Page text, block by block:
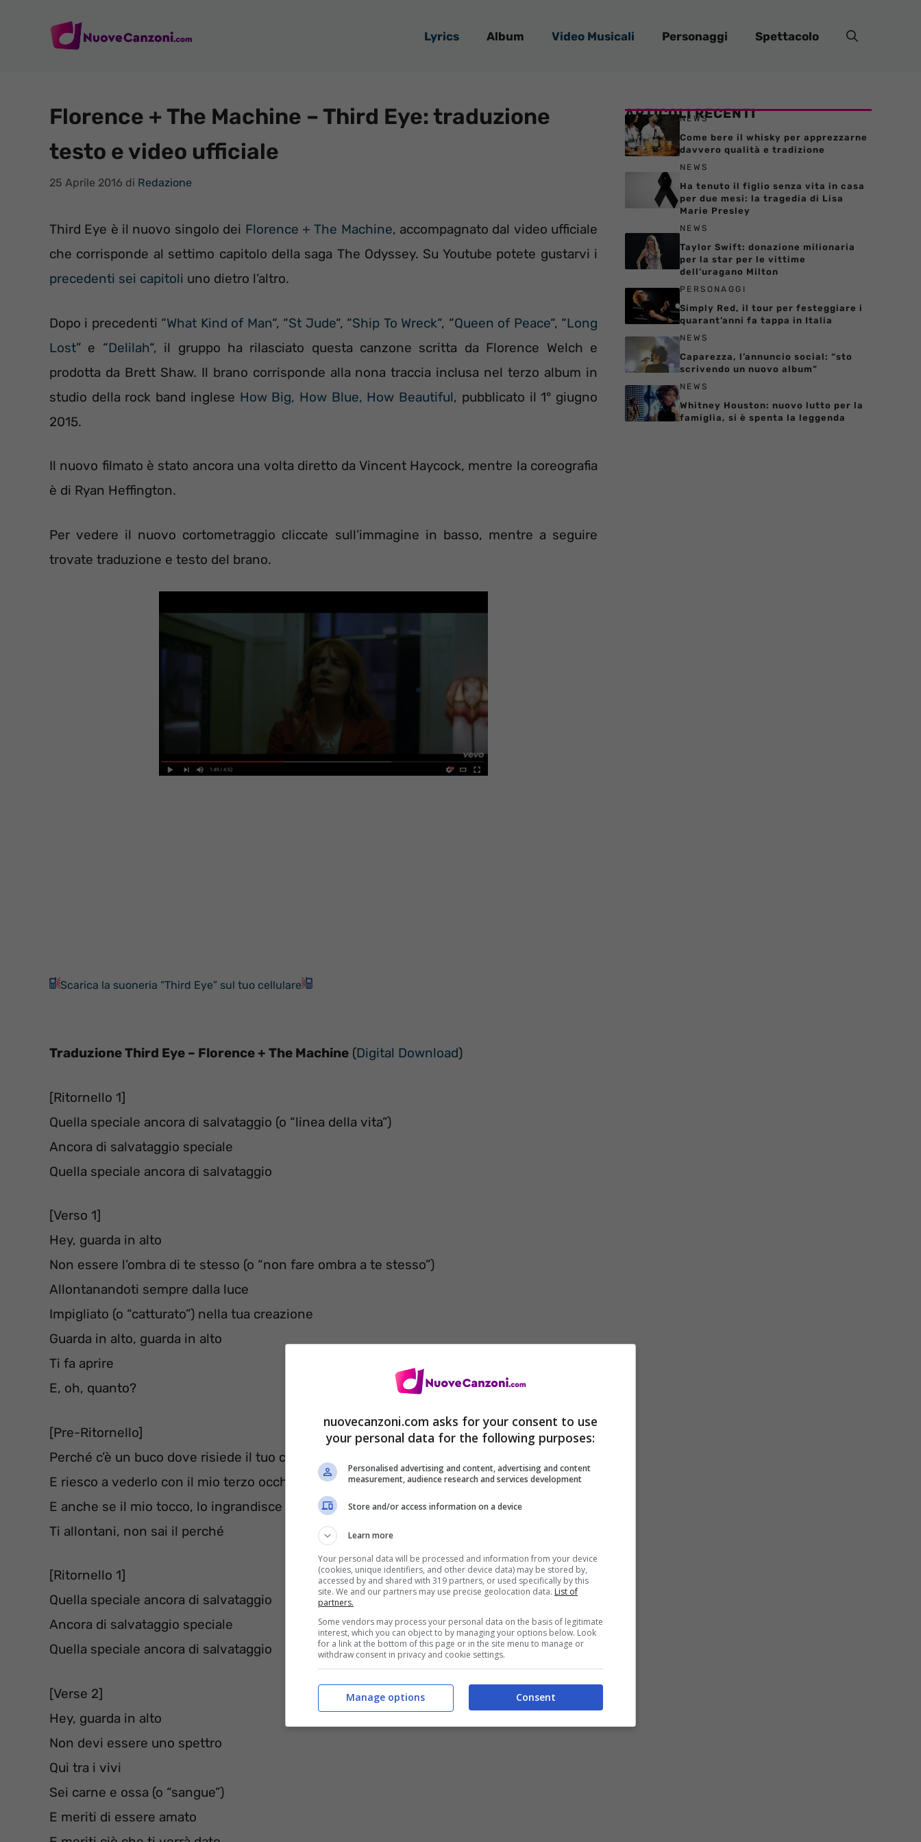
Lyrics Album Video Musicali Personaggi Spettacolo
Florence + The Machine – Third Eye: traduzione
testo e video ufficiale
25 Aprile 2016 di Redazione
Third Eye è il nuovo singolo dei Florence + The Machine, accompagnato dal video ufficiale
che corrisponde al settimo capitolo della saga The Odyssey. Su Youtube potete gustarvi i
precedenti sei capitoli uno dietro l’altro.
Dopo i precedenti “What Kind of Man“, “St Jude“, “Ship To Wreck“, “Queen of Peace“, “Long
Lost” e “Delilah“, il gruppo ha rilasciato questa canzone scritta da Florence Welch e
prodotta da Brett Shaw. Il brano corrisponde alla nona traccia inclusa nel terzo album in
studio della rock band inglese How Big, How Blue, How Beautiful, pubblicato il 1° giugno
2015.
Il nuovo filmato è stato ancora una volta diretto da Vincent Haycock, mentre la coreografia
è di Ryan Heffington.
Per vedere il nuovo cortometraggio cliccate sull’immagine in basso, mentre a seguire
trovate traduzione e testo del brano.
Scarica la suoneria “Third Eye” sul tuo cellulare
Traduzione Third Eye – Florence + The Machine (Digital Download)
[Ritornello 1]
Quella speciale ancora di salvataggio (o “linea della vita”)
Ancora di salvataggio speciale
Quella speciale ancora di salvataggio
[Verso 1]
Hey, guarda in alto
Non essere l’ombra di te stesso (o “non fare ombra a te stesso”)
Allontanandoti sempre dalla luce
Impigliato (o “catturato”) nella tua creazione
Guarda in alto, guarda in alto
Ti fa aprire
E, oh, quanto?
[Pre-Ritornello]
Perché c’è un buco dove risiede il tuo cuore
E riesco a vederlo con il mio terzo occhio
E anche se il mio tocco, lo ingrandisce (o “mette in risalto”)
Ti allontani, non sai il perché
[Ritornello 1]
Quella speciale ancora di salvataggio
Ancora di salvataggio speciale
Quella speciale ancora di salvataggio
[Verse 2]
Hey, guarda in alto
Non devi essere uno spettro
Qui tra i vivi
Sei carne e ossa (o “sangue”)
E meriti di essere amato
ARTICOLI RECENTI
NEWS
Come bere il whisky per apprezzarne
davvero qualità e tradizione
NEWS
Ha tenuto il figlio senza vita in casa
per due mesi: la tragedia di Lisa
Marie Presley
NEWS
Taylor Swift: donazione milionaria
per la star per le vittime
dell’uragano Milton
PERSONAGGI
Simply Red, il tour per festeggiare i
quarant’anni fa tappa in Italia
NEWS
Caparezza, l’annuncio social: “sto
scrivendo un nuovo album”
NEWS
Whitney Houston: nuovo lutto per la
famiglia, si è spenta la leggenda
nuovecanzoni.com asks for your consent to use
your personal data for the following purposes:
Personalised advertising and content, advertising and content
measurement, audience research and services development
Store and/or access information on a device
Learn more
Your personal data will be processed and information from your device
(cookies, unique identifiers, and other device data) may be stored by,
accessed by and shared with 319 partners, or used specifically by this
site. We and our partners may use precise geolocation data. List of
partners.
Some vendors may process your personal data on the basis of legitimate
interest, which you can object to by managing your options below. Look
for a link at the bottom of this page or in the site menu to manage or
withdraw consent in privacy and cookie settings.
Consent
Manage options